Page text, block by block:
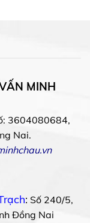
MINH
3604080684,
Nai.
: Số 240/5,
Đồng Nai